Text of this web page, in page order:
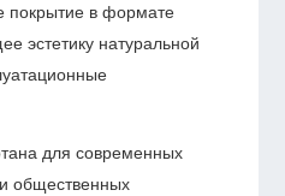
покрытие в формате
эстетику натуральной
для современных
общественных